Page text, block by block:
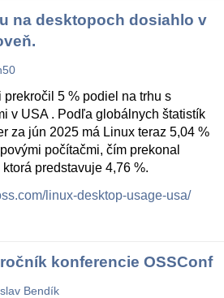
na desktopoch dosiahlo v
prekročil 5 % podiel na trhu s
v USA . Podľa globálnych štatistík
za jún 2025 má Linux teraz 5,04 %
počítačmi, čím prekonal
ktorá predstavuje 4,76 %.
linux-desktop-usage-usa/
konferencie OSSConf
Bendík